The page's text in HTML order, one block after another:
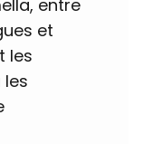
entre
et
les